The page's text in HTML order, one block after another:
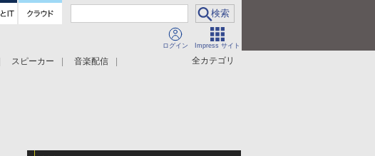
ログイン Impress サイト
全カテゴリ
スピーカー
音楽配信